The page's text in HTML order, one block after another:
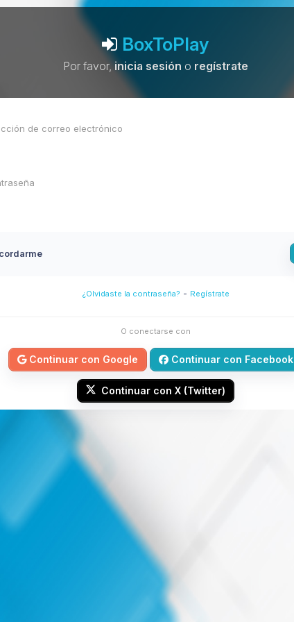
BoxToPlay
Por favor,inicia sesión o regístrate
¿Olvidaste la contraseña? - Regístrate
O conectarse con
Continuar con Google Continuar con Facebook
Continuar con X (Twitter)